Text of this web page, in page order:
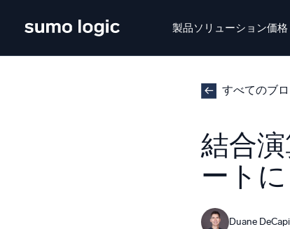
製品ソリューション価格
すべてのブ
結合
ートに
Duane